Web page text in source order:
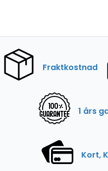
Fraktkostnad
1 års
Kort,